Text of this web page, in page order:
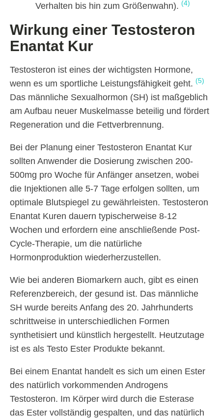
Verhalten bis hin zum Größenwahn). (4)
Wirkung einer Testosteron
Enantat Kur
Testosteron ist eines der wichtigsten Hormone,
wenn es um sportliche Leistungsfähigkeit geht. (5)
Das männliche Sexualhormon (SH) ist maßgeblich
am Aufbau neuer Muskelmasse beteilig und fördert
Regeneration und die Fettverbrennung.
Bei der Planung einer Testosteron Enantat Kur
sollten Anwender die Dosierung zwischen 200-
500mg pro Woche für Anfänger ansetzen, wobei
die Injektionen alle 5-7 Tage erfolgen sollten, um
optimale Blutspiegel zu gewährleisten. Testosteron
Enantat Kuren dauern typischerweise 8-12
Wochen und erfordern eine anschließende Post-
Cycle-Therapie, um die natürliche
Hormonproduktion wiederherzustellen.
Wie bei anderen Biomarkern auch, gibt es einen
Referenzbereich, der gesund ist. Das männliche
SH wurde bereits Anfang des 20. Jahrhunderts
schrittweise in unterschiedlichen Formen
synthetisiert und künstlich hergestellt. Heutzutage
ist es als Testo Ester Produkte bekannt.
Bei einem Enantat handelt es sich um einen Ester
des natürlich vorkommenden Androgens
Testosteron. Im Körper wird durch die Esterase
das Ester vollständig gespalten, und das natürlich